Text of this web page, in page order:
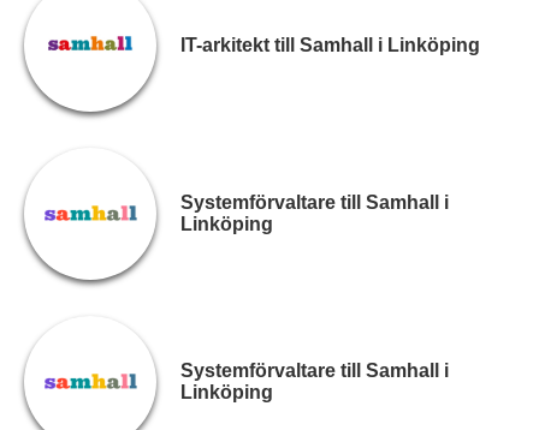
IT-arkitekt till Samhall i Linköping
Systemförvaltare till Samhall i
Linköping
Systemförvaltare till Samhall i
Linköping